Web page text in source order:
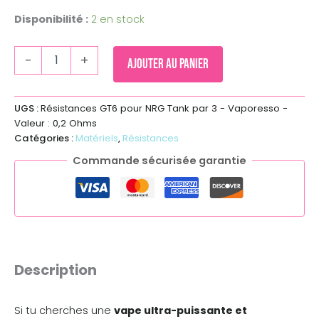
Disponibilité : 2 en stock
- + Ajouter au panier
UGS :Résistances GT6 pour NRG Tank par 3 - Vaporesso -
Valeur : 0,2 Ohms
Catégories : Matériels, Résistances
Commande sécurisée garantie
Description
Si tu cherches une vape ultra-puissante et